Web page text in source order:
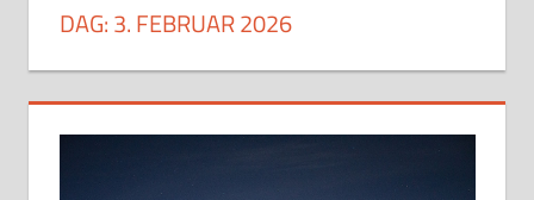
DAG:3. FEBRUAR 2026